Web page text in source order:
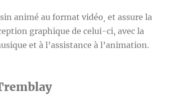
animé au format vidéo¸ et assure la
graphique de celui-ci, avec la
et à l’assistance à l’animation.